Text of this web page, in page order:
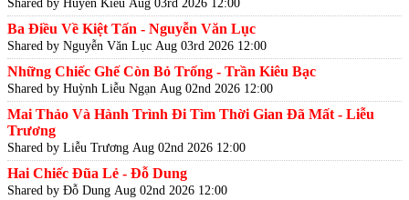
Ba Điều Về Kiệt Tấn - Nguyễn Văn Lục
Shared by Nguyễn Văn Lục Aug 03rd 2026 12:00
Những Chiếc Ghế Còn Bỏ Trống - Trần Kiêu Bạc
Shared by Huỳnh Liễu Ngạn Aug 02nd 2026 12:00
Mai Thảo Và Hành Trình Đi Tìm Thời Gian Đã Mất - Liễu
Trương
Shared by Liễu Trương Aug 02nd 2026 12:00
Hai Chiếc Đũa Lẻ - Đỗ Dung
Shared by Đỗ Dung Aug 02nd 2026 12:00